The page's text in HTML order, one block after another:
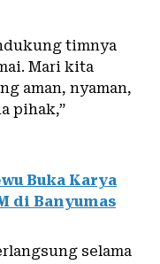
timnya
Mari kita
aman, nyaman,
pihak,”
Buka Karya
di Banyumas
selama